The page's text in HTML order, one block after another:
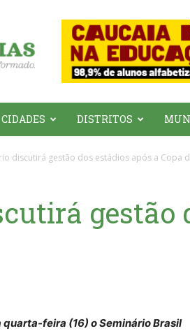
CIDADES DISTRITOS
discutirá gestão dos estádios após a Copa
gestão
feira (16) o Seminário Brasil